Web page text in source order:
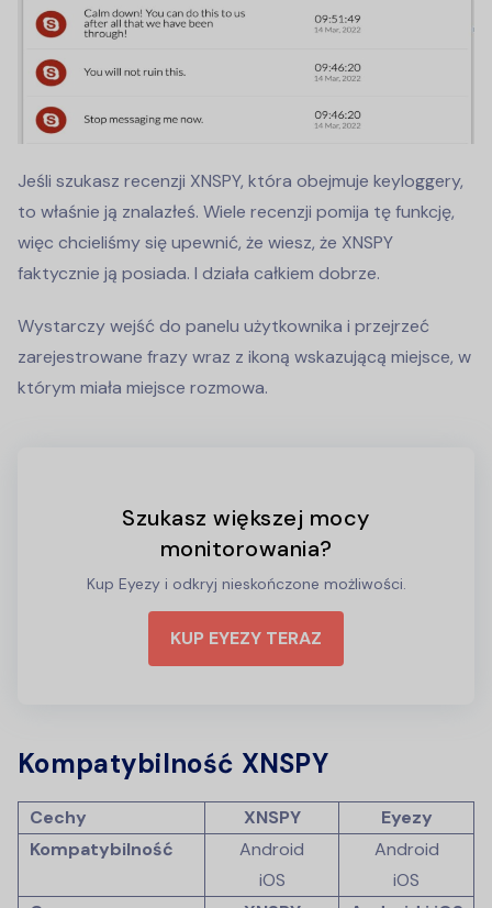
Jeśli szukasz recenzji XNSPY, która obejmuje keyloggery,
to właśnie ją znalazłeś. Wiele recenzji pomija tę funkcję,
więc chcieliśmy się upewnić, że wiesz, że XNSPY
faktycznie ją posiada. I działa całkiem dobrze.
Wystarczy wejść do panelu użytkownika i przejrzeć
zarejestrowane frazy wraz z ikoną wskazującą miejsce, w
którym miała miejsce rozmowa.
Szukasz większej mocy
monitorowania?
Kup Eyezy i odkryj nieskończone możliwości.
KUP EYEZY TERAZ
Kompatybilność XNSPY
Cechy XNSPY
Eyezy
Kompatybilność
Android
iOS
Android
iOS